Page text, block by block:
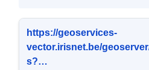
https://geoservices-
vector.irisnet.be/
s?